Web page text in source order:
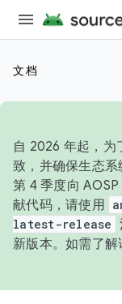
文档
自 2026 年起，为
致，并确保生态
第 4 季度向
献代码，请使用
latest-release
新版本。如需了解